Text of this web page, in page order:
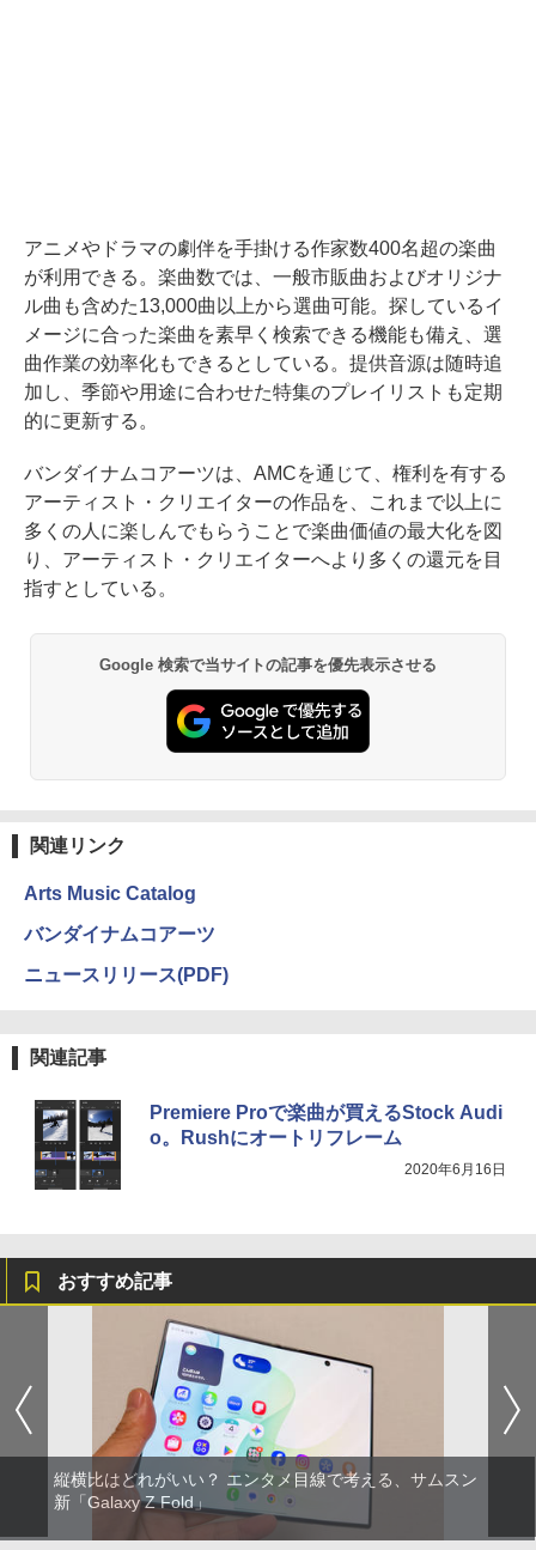
アニメやドラマの劇伴を手掛ける作家数400名超の楽曲
が利用できる。楽曲数では、一般市販曲およびオリジナ
ル曲も含めた13,000曲以上から選曲可能。探しているイ
メージに合った楽曲を素早く検索できる機能も備え、選
曲作業の効率化もできるとしている。提供音源は随時追
加し、季節や用途に合わせた特集のプレイリストも定期
的に更新する。
バンダイナムコアーツは、AMCを通じて、権利を有する
アーティスト・クリエイターの作品を、これまで以上に
多くの人に楽しんでもらうことで楽曲価値の最大化を図
り、アーティスト・クリエイターへより多くの還元を目
指すとしている。
Google 検索で当サイトの記事を優先表示させる
関連リンク
Arts Music Catalog
バンダイナムコアーツ
ニュースリリース(PDF)
関連記事
Premiere Proで楽曲が買えるStock Audi
o。Rushにオートリフレーム
2020年6月16日
おすすめ記事
縦横比はどれがいい？ エンタメ目線で考える、サムスン
新「Galaxy Z Fold」